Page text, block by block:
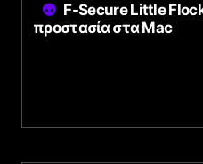
F-Secure Little
προστασία στα Mac